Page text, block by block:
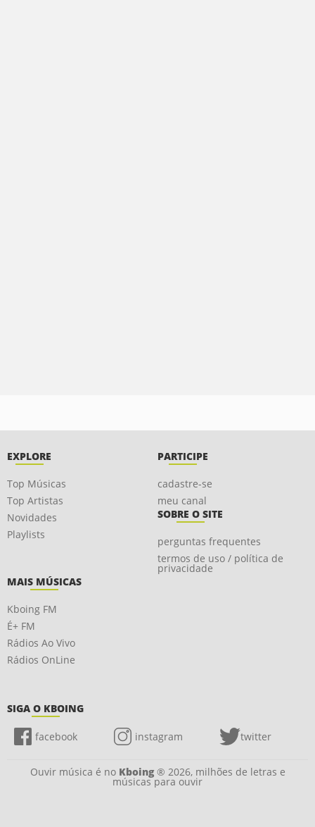
EXPLORE
Top Músicas
Top Artistas
Novidades
Playlists
PARTICIPE
cadastre-se
meu canal
SOBRE O SITE
perguntas frequentes
termos de uso / política de
privacidade
MAIS MÚSICAS
Kboing FM
É+ FM
Rádios Ao Vivo
Rádios OnLine
SIGA O KBOING
facebook instagram twitter
Ouvir música é no Kboing® 2026, milhões de letras e
músicas para ouvir